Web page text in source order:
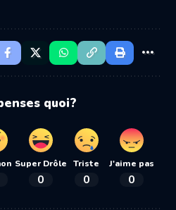
quoi?
Super Drôle
0
Triste
0
J'aime pas
0